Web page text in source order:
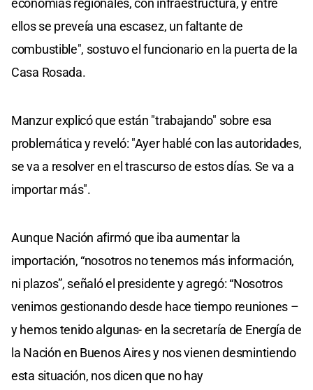
ellos se preveía una escasez, un faltante de
combustible", sostuvo el funcionario en la puerta de la
Casa Rosada.
Manzur explicó que están "trabajando" sobre esa
problemática y reveló: "Ayer hablé con las autoridades,
se va a resolver en el trascurso de estos días. Se va a
importar más".
Aunque Nación afirmó que iba aumentar la
importación, “nosotros no tenemos más información,
ni plazos”, señaló el presidente y agregó: “Nosotros
venimos gestionando desde hace tiempo reuniones –
y hemos tenido algunas- en la secretaría de Energía de
la Nación en Buenos Aires y nos vienen desmintiendo
esta situación, nos dicen que no hay